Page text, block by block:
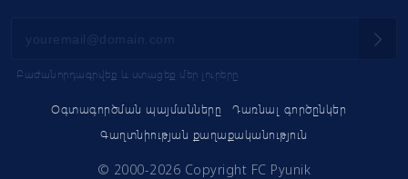
Օգտագործման պայմանները
Դառնալ գործընկեր
Գաղտնիության քաղաքականություն
Բաժանորդագրվեք և ստացեք մեր լուրերը
© 2000-2026 Copyright FC Pyunik